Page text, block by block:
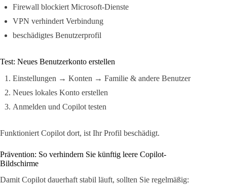
Firewall blockiert Microsoft-Dienste
VPN verhindert Verbindung
beschädigtes Benutzerprofil
Test: Neues Benutzerkonto erstellen
Einstellungen → Konten → Familie & andere Benutzer
Neues lokales Konto erstellen
Anmelden und Copilot testen
Funktioniert Copilot dort, ist Ihr Profil beschädigt.
Prävention: So verhindern Sie künftig leere Copilot-
Bildschirme
Damit Copilot dauerhaft stabil läuft, sollten Sie regelmäßig: